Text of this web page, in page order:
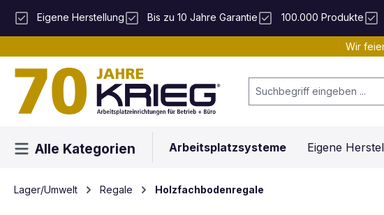
Hauptinhalt springen
Zur Suche springen
Zur Hauptnavigation springen
Eigene Herstellung Bis zu 10 Jahre Garantie 100.000 Produkte
Wir
Alle Kategorien Arbeitsplatzsysteme Eigene
Lager/Umwelt Regale Holzfachbodenregale